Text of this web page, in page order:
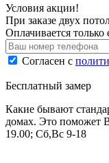
Условия акции!
При заказе двух
Оплачивается только
Согласен с
Бесплатный замер
Какие бывают
домах. Это поможет
19.00; Сб,Вс 9-18